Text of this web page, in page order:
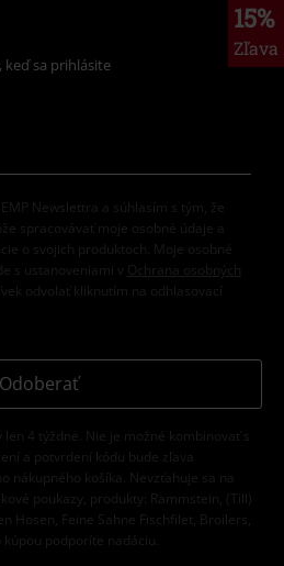
15%
Zľava
keď sa prihlásite
Newslettra a súhlasím s tým, že
spracovávať moje osobné údaje a
o svojich produktoch. Moje osobné
s ustanoveniami v
Ochrana osobných
odvolať kliknutím na odhlasovací
Odoberať
4 týždne. Nie je možné kombinovať s
a potvrdení kódu bude zľava
nákupného košíka. Nevzťahuje sa na
poukazy, produkty: Rammstein, (Till)
Hosen, Feine Sahne Fischfilet, Broilers,
podporíte nadáciu.